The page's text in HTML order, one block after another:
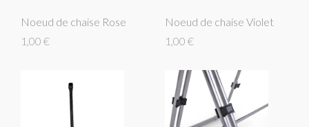
Noeud de chaise Rose
1,00 €
Noeud de chaise Violet
1,00 €